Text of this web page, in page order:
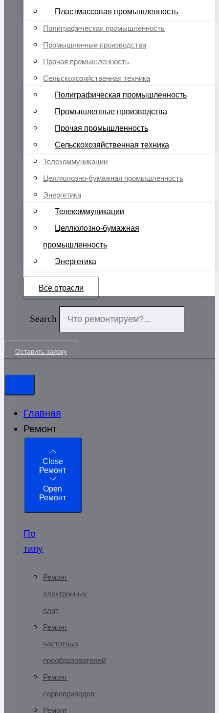
Пластмассовая промышленность
Полиграфическая промышленность
Промышленные производства
Прочая промышленность
Сельскохозяйственная техника
Полиграфическая промышленность
Промышленные производства
Прочая промышленность
Сельскохозяйственная техника
Телекоммуникации
Целлюлозно-бумажная промышленность
Энергетика
Телекоммуникации
Целлюлозно-бумажная
промышленность
Энергетика
Все отрасли
Search
Оставить заявку
Главная
Ремонт
Close
Ремонт
Open
Ремонт
По
типу
Ремонт
электронных
плат
Ремонт
частотных
преобразователей
Ремонт
сервоприводов
Ремонт